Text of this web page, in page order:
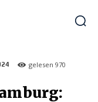
gelesen 970